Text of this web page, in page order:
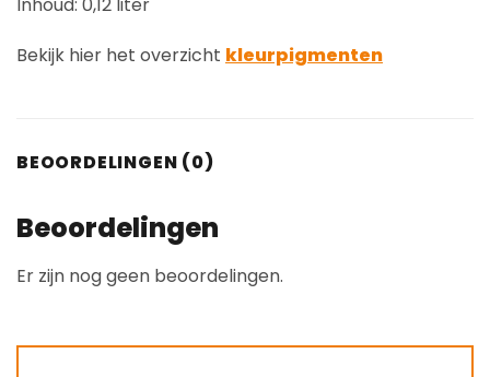
Inhoud: 0,12 liter
Bekijk hier het overzicht kleurpigmenten
BEOORDELINGEN (0)
Beoordelingen
Er zijn nog geen beoordelingen.